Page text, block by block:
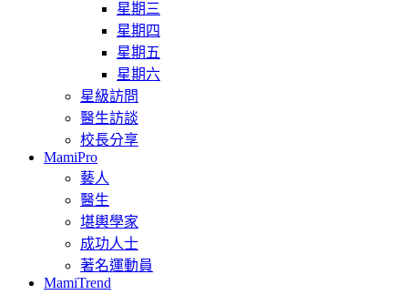
星期三
星期四
星期五
星期六
星級訪問
醫生訪談
校長分享
MamiPro
藝人
醫生
堪輿學家
成功人士
著名運動員
MamiTrend